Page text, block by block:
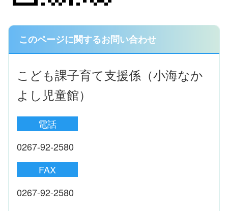
このページに関するお問い合わせ
こども課子育て支援係（小海なか
よし児童館）
電話
0267-92-2580
FAX
0267-92-2580